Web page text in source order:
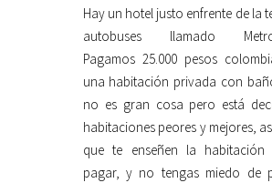
Hay un hotel justo enfrente de la
autobuses llamado
Pagamos 25.000 pesos
una habitación privada con
no es gran cosa pero está
habitaciones peores y mejores,
que te enseñen la habitación
pagar, y no tengas miedo de